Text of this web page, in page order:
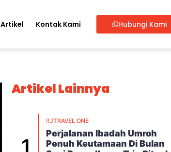
Artikel Kontak Kami Hubungi Kami
Artikel Lainnya
!!JTRAVEL ONE
Perjalanan Ibadah Umroh
Penuh Keutamaan Di Bulan